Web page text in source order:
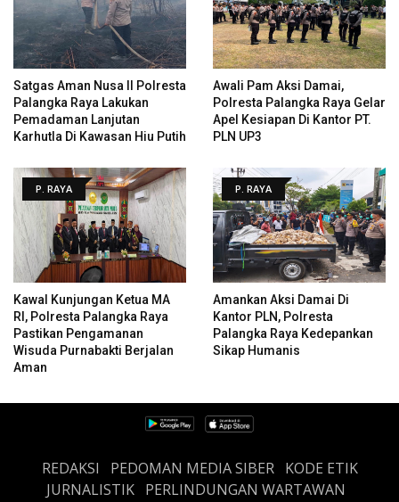
Satgas Aman Nusa II Polresta
Palangka Raya Lakukan
Pemadaman Lanjutan
Karhutla Di Kawasan Hiu Putih
Awali Pam Aksi Damai,
Polresta Palangka Raya Gelar
Apel Kesiapan Di Kantor PT.
PLN UP3
P. RAYA
Kawal Kunjungan Ketua MA
RI, Polresta Palangka Raya
Pastikan Pengamanan
Wisuda Purnabakti Berjalan
Aman
P. RAYA
Amankan Aksi Damai Di
Kantor PLN, Polresta
Palangka Raya Kedepankan
Sikap Humanis
REDAKSI PEDOMAN MEDIA SIBER
KODE ETIK
JURNALISTIK PERLINDUNGAN WARTAWAN